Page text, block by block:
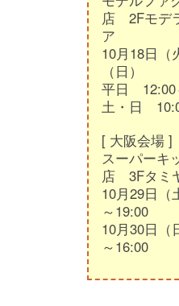
店 2Fモデ
ア
10月18日（
（日）
平日 12:00
土・日
[ 大阪会場
スーパーキ
店 3Fタミ
10月29日
～19:00
10月30日
～16:00